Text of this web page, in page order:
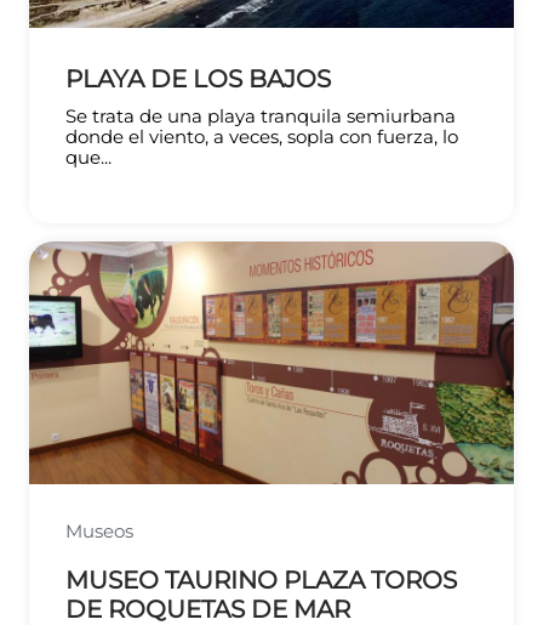
PLAYA DE LOS BAJOS
Se trata de una playa tranquila semiurbana
donde el viento, a veces, sopla con fuerza, lo
que...
Museos
MUSEO TAURINO PLAZA TOROS
DE ROQUETAS DE MAR